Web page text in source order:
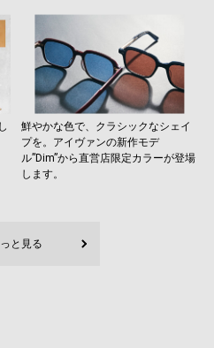
鮮やかな色で、クラシックなシェイ
プを。アイヴァンの新作モデ
ル”Dim”から直営店限定カラーが登場
します。
と見る